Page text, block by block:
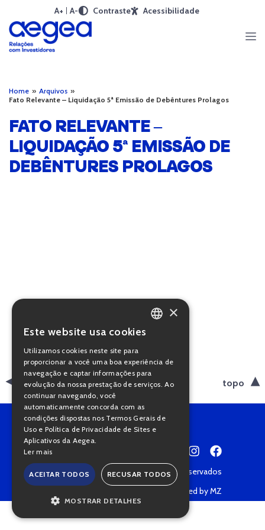
A+ A- Contraste Acessibilidade
Home » Arquivos »
Fato Relevante – Liquidação 5ª Emissão de Debêntures Prolagos
FATO RELEVANTE –
LIQUIDAÇÃO 5ª EMISSÃO DE
DEBÊNTURES PROLAGOS
voltar topo
Copyright © 2022 • Todos os direitos reservados
Powered by MZ
PORTUGUESE
×
Este website usa cookies
Utilizamos cookies neste site para
proporcionar a você uma boa experiência de
navegação e captar informações para
evolução da nossa prestação de serviços. Ao
continuar navegando, você
automaticamente concorda com as
condições dispostas nos Termos Gerais de
Uso e Política de Privacidade de Sites e
Aplicativos da Aegea.
Ler mais
ACEITAR TODOS RECUSAR TODOS
MOSTRAR DETALHES